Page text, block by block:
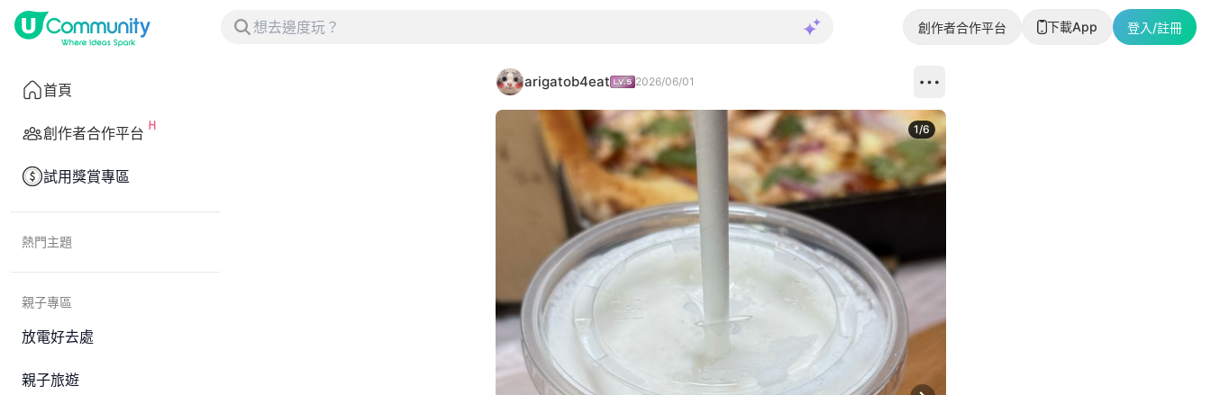
創作者合作平台 下載App 登入/註冊
首頁
創作者合作平台
試用獎賞專區
熱門主題
親子專區
放電好去處
親子旅遊
arigatob4eat 2026/06/01
1/6